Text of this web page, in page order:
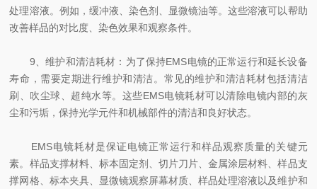
处理溶液。例如，缓冲液、染色剂、显微镜油等。这些溶液可以帮助
改善样品的对比度、染色效果和观察条件。
9、维护和清洁耗材：为了保持EMS电镜的正常运行和延长设备
寿命，需要定期进行维护和清洁。常见的维护和清洁耗材包括清洁
刷、吹尘球、超纯水等。这些EMS电镜耗材可以清除电镜内部的灰
尘和污垢，保持光学元件和机械部件的清洁和良好状态。
EMS电镜耗材是保证电镜正常运行和样品观察质量的关键元
素。样品支撑材料、标本固定剂、切片刀片、金属涂层材料、样品支
撑网格、标本夹具、显微镜观察屏幕材质、样品处理溶液以及维护和